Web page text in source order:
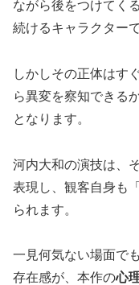
ながら後をつけてく
続けるキャラクターで
しかしその正体はす
ら異変を察知できる
となります。
河内大和の演技は、
表現し、観客自身も
られます。
一見何気ない場面で
存在感が、本作の心